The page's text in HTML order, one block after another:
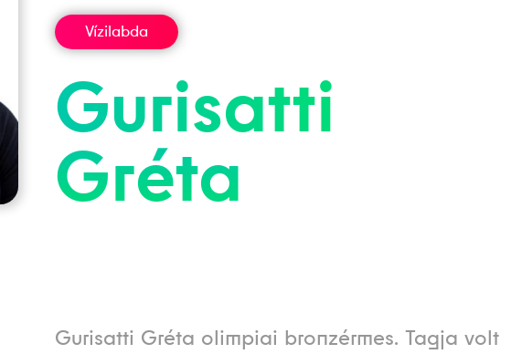
Vízilabda
Gurisatti
Gréta
Gurisatti Gréta olimpiai bronzérmes. Tagja volt